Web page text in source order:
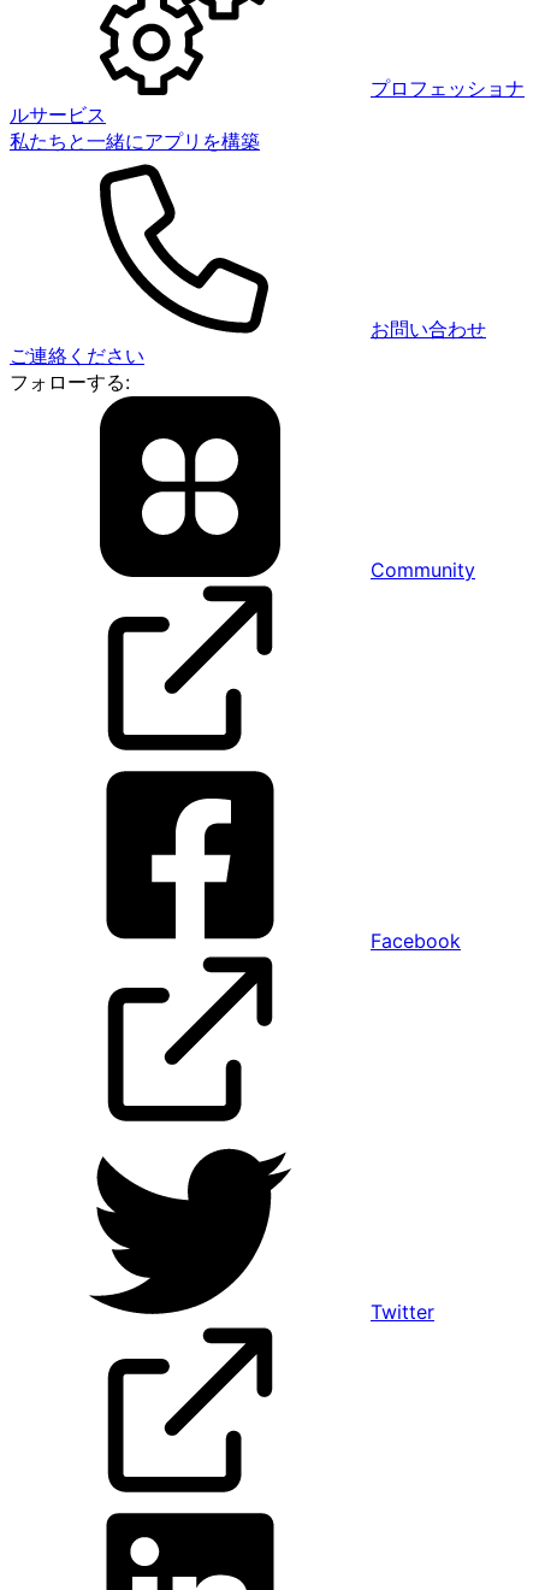
プロフェッショナ
ルサービス
私たちと一緒にアプリを構築
お問い合わせ
ご連絡ください
フォローする:
Community
Facebook
Twitter